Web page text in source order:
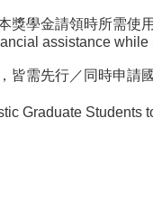
學金請領時所需使
assistance while
需先行／同時申請
Students